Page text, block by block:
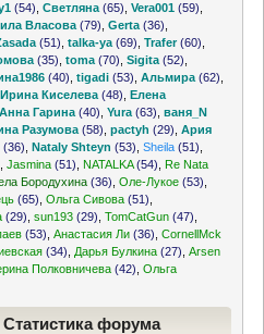
(54) ,Светляна (65) ,Vera001 (59)
Власова (79) ,Gerta (36)
(51) ,talka-ya (69) ,Trafer(60)
(35) ,toma (70) ,Sigita (52)
(40) ,tigadi (53) ,Альмира (62)
,Ирина Киселева (48) ,Елена
Анна Гарина (40) ,Yura (63) ,ваня_N
Разумова (58) ,pactyh (29) ,Ария
(36) ,Nataly Shteyn (53) ,Sheila (51)
,Jasmina (51) NATALKA(54)
Re Nata
Бородухина (36) ,Оле-Лукое (53)
(65) ,Ольга Сивова (51)
(29) ,sun193 (29) ,TomCatGun (47)
(53) ,Анастасия Ли (36) ,CornellMck
(34) Дарья Булкина (27) ,Arsen
Полковничева (42) ,Ольга
Статистика форума